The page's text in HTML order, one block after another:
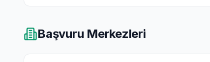
Başvuru Merkezleri